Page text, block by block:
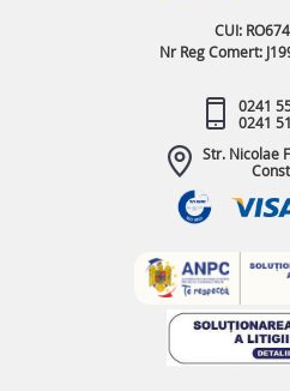
CUI:
Nr Reg Comert:
0241
0241
Str. Nicolae